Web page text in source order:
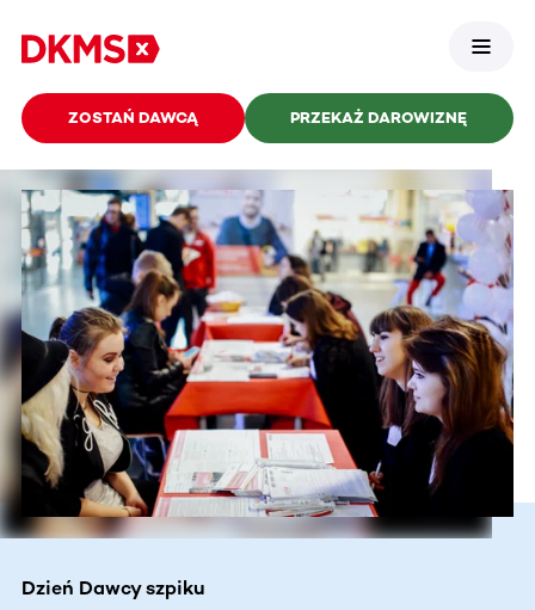
ZOSTAŃ DAWCĄ PRZEKAŻ DAROWIZNĘ
Dzień Dawcy szpiku